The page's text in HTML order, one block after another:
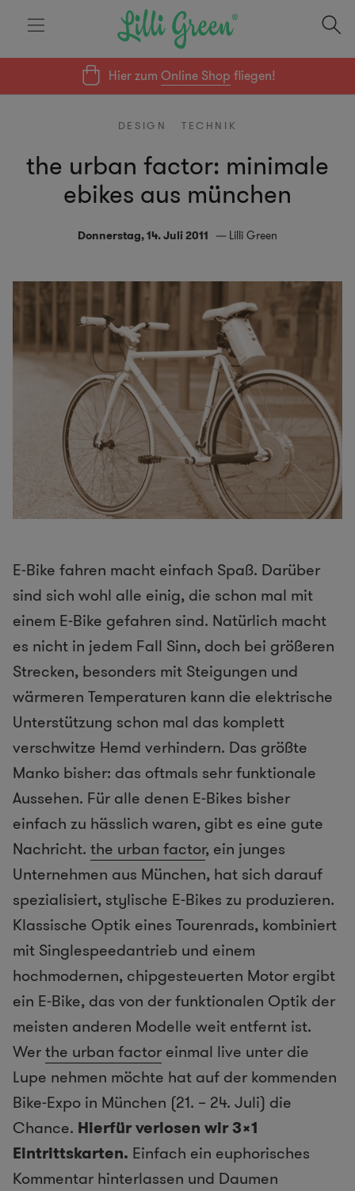
Hier zumOnline Shop fliegen!
DESIGN TECHNIK
the urban factor: minimale
ebikes aus münchen
Donnerstag, 14. Juli 2011 Lilli Green
E-Bike fahren macht einfach Spaß. Darüber
sind sich wohl alle einig, die schon mal mit
einem E-Bike gefahren sind. Natürlich macht
es nicht in jedem Fall Sinn, doch bei größeren
Strecken, besonders mit Steigungen und
wärmeren Temperaturen kann die elektrische
Unterstützung schon mal das komplett
verschwitze Hemd verhindern. Das größte
Manko bisher: das oftmals sehr funktionale
Aussehen. Für alle denen E-Bikes bisher
einfach zu hässlich waren, gibt es eine gute
Nachricht. the urban factor, ein junges
Unternehmen aus München, hat sich darauf
spezialisiert, stylische E-Bikes zu produzieren.
Klassische Optik eines Tourenrads, kombiniert
mit Singlespeedantrieb und einem
hochmodernen, chipgesteuerten Motor ergibt
ein E-Bike, das von der funktionalen Optik der
meisten anderen Modelle weit entfernt ist.
Werthe urban factor einmal live unter die
Lupe nehmen möchte hat auf der kommenden
Bike-Expo in München (21. – 24. Juli) die
Chance. Hierfür verlosen wir 3×1
Eintrittskarten. Einfach ein euphorisches
Kommentar hinterlassen und Daumen